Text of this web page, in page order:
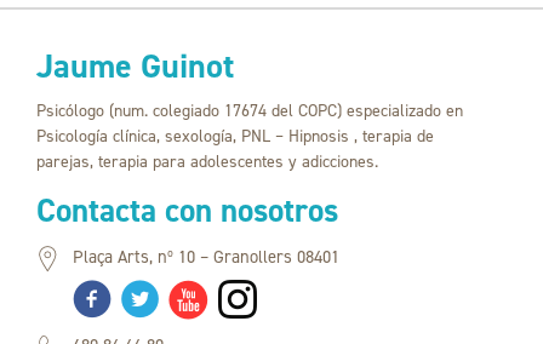
Jaume Guinot
Psicólogo (num. colegiado 17674 del COPC) especializado en
Psicología clínica, sexología, PNL – Hipnosis , terapia de
parejas, terapia para adolescentes y adicciones.
Contacta con nosotros
Plaça Arts, nº 10 – Granollers 08401